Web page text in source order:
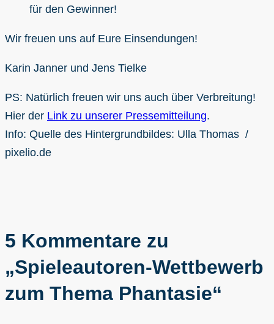
für den Gewinner!
Wir freuen uns auf Eure Einsendungen!
Karin Janner und Jens Tielke
PS: Natürlich freuen wir uns auch über Verbreitung!
Hier der Link zu unserer Pressemitteilung.
Info: Quelle des Hintergrundbildes: Ulla Thomas /
pixelio.de
5 Kommentare zu
„Spieleautoren-Wettbewerb
zum Thema Phantasie“